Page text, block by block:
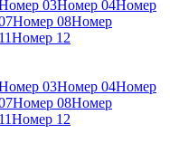
03Номер 04Номер
Номер 08Номер
Номер 12
03Номер 04Номер
Номер 08Номер
Номер 12